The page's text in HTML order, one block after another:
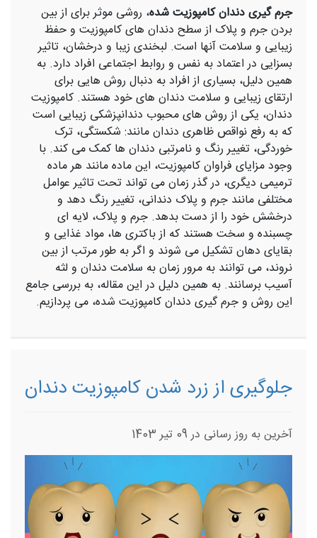
جرم گیری دندان کامپوزیت شده، روشی موثر برای از بین
بردن جرم و پلاک از سطح دندان‌ های کامپوزیت و حفظ
زیبایی و سلامت آنها است. لبخندی زیبا و درخشان، تاثیر
بسزایی در اعتماد به نفس و روابط اجتماعی افراد دارد. به
همین دلیل، بسیاری از افراد به دنبال روش‌ هایی برای
ارتقای زیبایی و سلامت دندان‌ های خود هستند. کامپوزیت
دندان، یکی از روش ‌های محبوب دندانپزشکی زیبایی است
که به رفع نواقص ظاهری دندان مانند: شکستگی، ترک
خوردگی، تغییر رنگ و نامرتبی دندان‌ ها کمک می ‌کند. با
وجود مزایای فراوان کامپوزیت، این ماده مانند هر ماده
ترمیمی دیگری، در گذر زمان می ‌تواند تحت تاثیر عوامل
مختلفی مانند جرم و پلاک دندانی، تغییر رنگ دهد و
درخشش خود را از دست بدهد. جرم و پلاک، لایه ‌ای
چسبنده و سخت هستند که از باکتری ‌ها، مواد غذایی و
بقایای دهان تشکیل می ‌شوند و اگر به طور مرتب از بین
نروند، می ‌توانند به مرور زمان به سلامت دندان و لثه
آسیب برسانند. به همین دلیل در این مقاله، به بررسی جامع
این روش و جرم گیری دندان کامپوزیت شده، می‌ پردازیم.
جلوگیری از زرد شدن کامپوزیت دندان
آخرین به روز رسانی در 09 تیر 1403